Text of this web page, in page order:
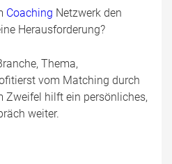
Coaching Netzwerk den
Herausforderung?
Thema,
vom Matching durch
Zweifel hilft ein persönliches,
weiter.